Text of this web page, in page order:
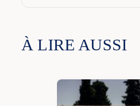
À LIRE AUSSI